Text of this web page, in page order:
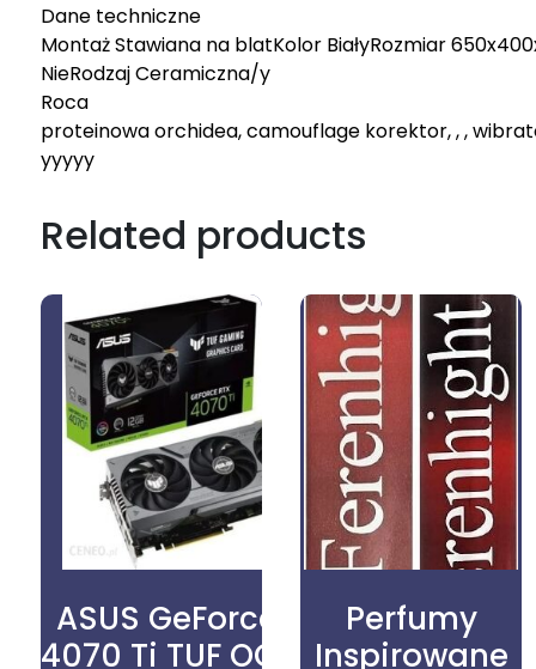
Dane techniczne
Montaż Stawiana na blatKolor BiałyRozmiar
NieRodzaj Ceramiczna/y
Roca
proteinowa orchidea, camouflage korektor, , ,
yyyyy
Related products
ASUS GeForce RTX
4070 Ti TUF OC 12GB
Perfumy
Inspirowane